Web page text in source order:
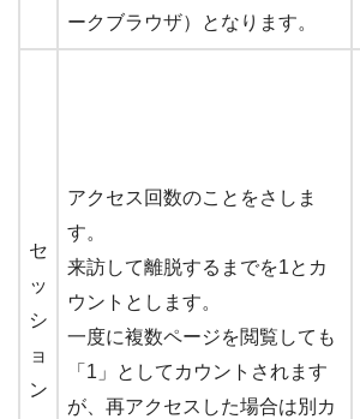
ークブラウザ）となります。
セ
ッ
シ
ョ
ン
アクセス回数のことをさしま
す。
来訪して離脱するまでを1とカ
ウントとします。
一度に複数ページを閲覧しても
「1」としてカウントされます
が、再アクセスした場合は別カ